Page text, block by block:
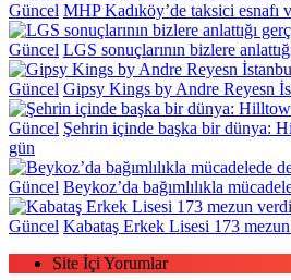
Güncel MHP Kadıköy’de taksici esnafı
Güncel LGS sonuçlarının bizlere
Güncel Gipsy Kings by Andre Reyesn
Güncel Şehrin içinde başka bir dünya:
gün
Güncel Beykoz’da bağımlılıkla
Güncel Kabataş Erkek Lisesi 173
Site İçi Yorumlar